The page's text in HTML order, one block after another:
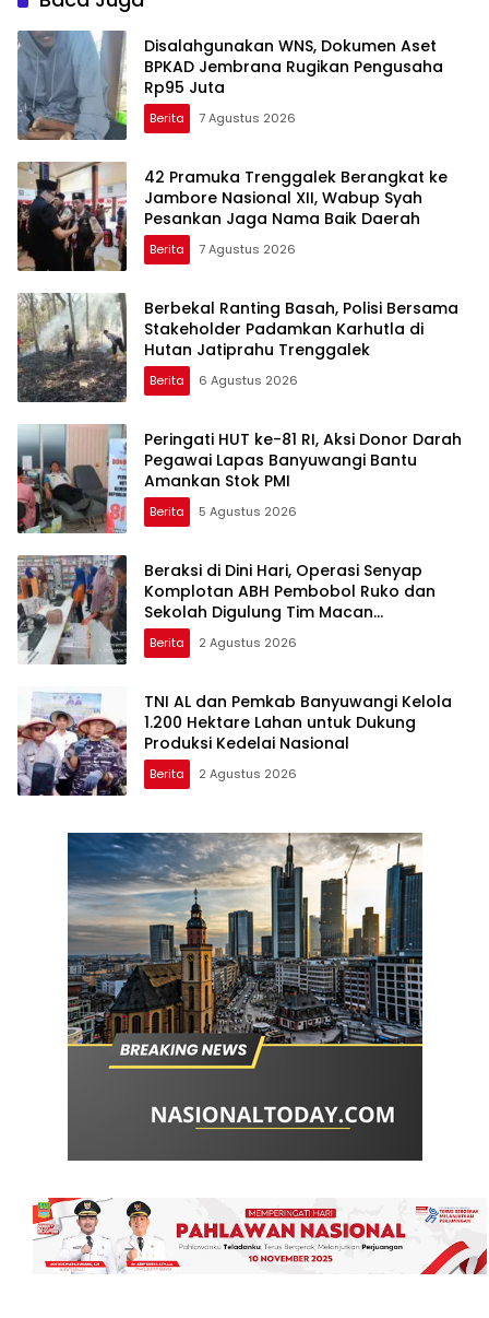
Disalahgunakan WNS, Dokumen Aset
BPKAD Jembrana Rugikan Pengusaha
Rp95 Juta
Berita 7 Agustus 2026
42 Pramuka Trenggalek Berangkat ke
Jambore Nasional XII, Wabup Syah
Pesankan Jaga Nama Baik Daerah
Berita 7 Agustus 2026
Berbekal Ranting Basah, Polisi Bersama
Stakeholder Padamkan Karhutla di
Hutan Jatiprahu Trenggalek
Berita 6 Agustus 2026
Peringati HUT ke-81 RI, Aksi Donor Darah
Pegawai Lapas Banyuwangi Bantu
Amankan Stok PMI
Berita 5 Agustus 2026
Beraksi di Dini Hari, Operasi Senyap
Komplotan ABH Pembobol Ruko dan
Sekolah Digulung Tim Macan
Blambangan
Berita 2 Agustus 2026
TNI AL dan Pemkab Banyuwangi Kelola
1.200 Hektare Lahan untuk Dukung
Produksi Kedelai Nasional
Berita 2 Agustus 2026